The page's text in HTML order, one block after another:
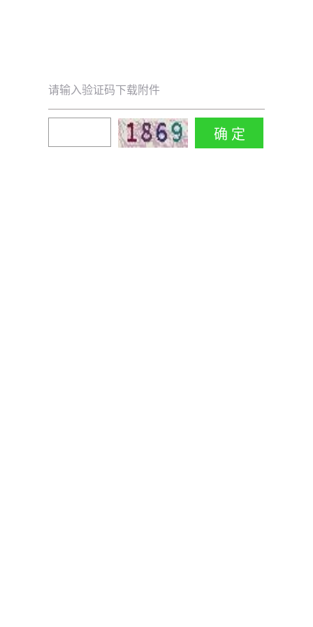
请输入验证码下载附件